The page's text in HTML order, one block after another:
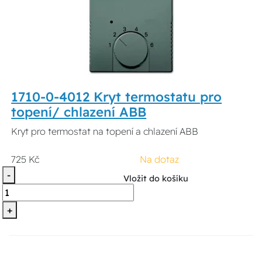
1710-0-4012 Kryt termostatu pro
topení/ chlazení ABB
Kryt pro termostat na topení a chlazení ABB
725 Kč
Na dotaz
-
+
Vložit do košíku